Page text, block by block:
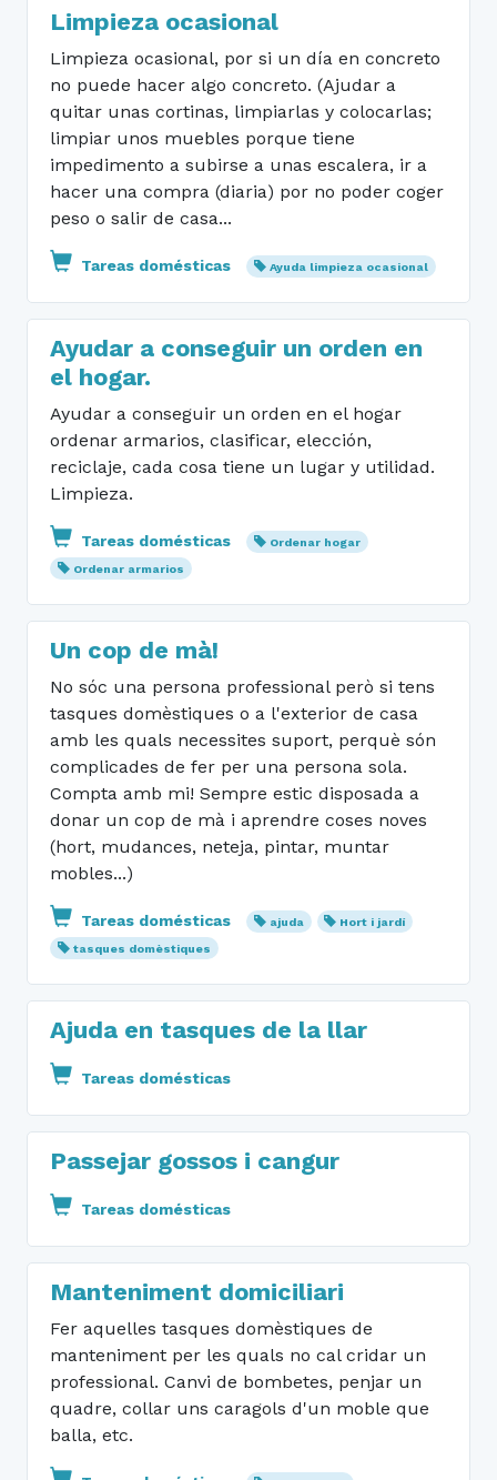
Limpieza ocasional
Limpieza ocasional, por si un día en concreto
no puede hacer algo concreto. (Ajudar a
quitar unas cortinas, limpiarlas y colocarlas;
limpiar unos muebles porque tiene
impedimento a subirse a unas escalera, ir a
hacer una compra (diaria) por no poder coger
peso o salir de casa...
Tareas domésticas Ayuda limpieza ocasional
Ayudar a conseguir un orden en
el hogar.
Ayudar a conseguir un orden en el hogar
ordenar armarios, clasificar, elección,
reciclaje, cada cosa tiene un lugar y utilidad.
Limpieza.
Tareas domésticas
Ordenar hogar
Ordenar armarios
Un cop de mà!
No sóc una persona professional però si tens
tasques domèstiques o a l'exterior de casa
amb les quals necessites suport, perquè són
complicades de fer per una persona sola.
Compta amb mi! Sempre estic disposada a
donar un cop de mà i aprendre coses noves
(hort, mudances, neteja, pintar, muntar
mobles...)
Tareas domésticas ajuda
Hort i jardí
tasques domèstiques
Ajuda en tasques de la llar
Tareas domésticas
Passejar gossos i cangur
Tareas domésticas
Manteniment domiciliari
Fer aquelles tasques domèstiques de
manteniment per les quals no cal cridar un
professional. Canvi de bombetes, penjar un
quadre, collar uns caragols d'un moble que
balla, etc.